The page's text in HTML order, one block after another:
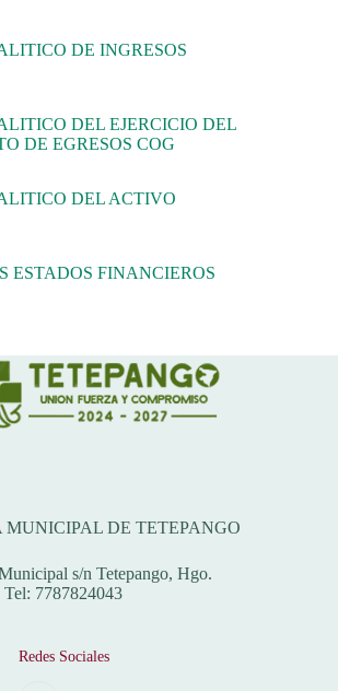
DE INGRESOS
DEL EJERCICIO DEL
DE EGRESOS COG
DEL ACTIVO
ESTADOS FINANCIEROS
MUNICIPAL DE TETEPANGO
s/n Tetepango, Hgo.
Tel: 7787824043
Redes Sociales